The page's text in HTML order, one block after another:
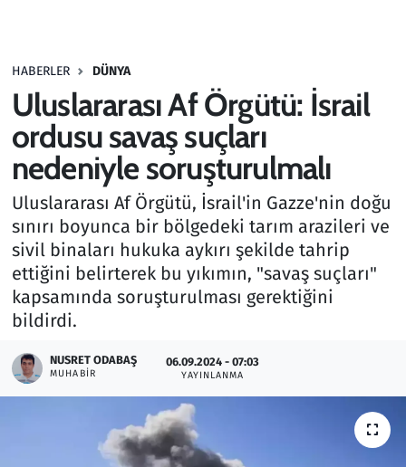
HABERLER DÜNYA
Uluslararası Af Örgütü: İsrail
ordusu savaş suçları
nedeniyle soruşturulmalı
Uluslararası Af Örgütü, İsrail'in Gazze'nin doğu
sınırı boyunca bir bölgedeki tarım arazileri ve
sivil binaları hukuka aykırı şekilde tahrip
ettiğini belirterek bu yıkımın, "savaş suçları"
kapsamında soruşturulması gerektiğini
bildirdi.
NUSRET ODABAŞ
MUHABIR
06.09.2024 - 07:03
YAYINLANMA
Haber
Kültür Sanat
Kurumsal Haberler
Lezzet Durağı
Memur ve Kamu
Otomobil
Oyun
Ramazan
Resmi İlanlar